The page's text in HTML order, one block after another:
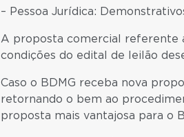
– Pessoa Jurídica:
A proposta comercial referente
condições do edital de leilão
Caso o BDMG receba nova
retornando o bem ao
proposta mais vantajosa para o